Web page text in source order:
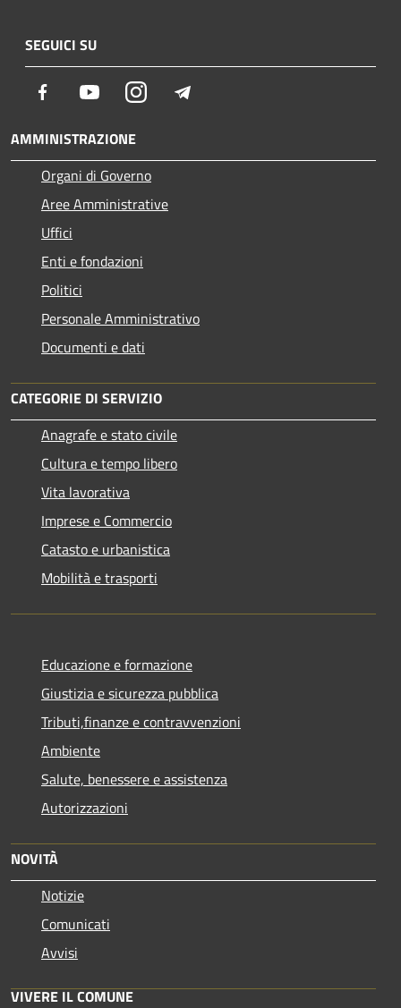
SEGUICI SU
Facebook YoutubeInstagram
AMMINISTRAZIONE
Organi di Governo
Aree Amministrative
Uffici
Enti e fondazioni
Politici
Personale Amministrativo
Documenti e dati
CATEGORIE DI SERVIZIO
Anagrafe e stato civile
Cultura e tempo libero
Vita lavorativa
Imprese e Commercio
Catasto e urbanistica
Mobilità e trasporti
Educazione e formazione
Giustizia e sicurezza pubblica
Tributi,finanze e contravvenzioni
Ambiente
Salute, benessere e assistenza
Autorizzazioni
NOVITÀ
Notizie
Comunicati
Avvisi
VIVERE IL COMUNE